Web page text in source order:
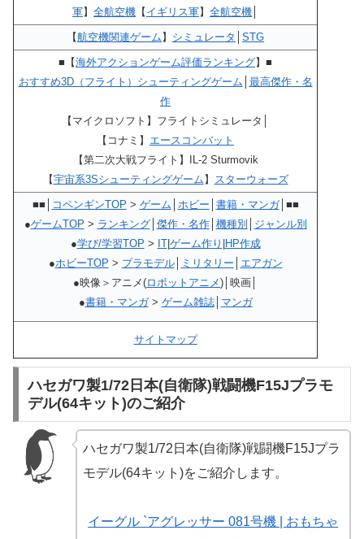
軍】 全航空機 【 イギリス軍】 全航空機
【航空機関連ゲーム 】 シミュレータ STG
■【海外アクションゲーム評価ランキング】■
おすすめ3D（フライト）シューティングゲーム 最高傑作・名
作
【マイクロソフト】フライトシミュレータ│
【コナミ】 エースコンバット
【第二次大戦フライト】IL-2 Sturmovik
【宇宙系3Sシューティングゲーム 】 スターウォーズ
■■│ コペンギンTOP > ゲーム ホビー 書籍・マンガ│■■
●ゲームTOP > ランキング│ 傑作・名作│ 機種別
ジャンル別
●学び/学習TOP > IT| ゲーム作り HP作成
●ホビーTOP > プラモデル│ ミリタリー
エアガン
●映像＞アニメ(ロボットアニメ)│映画│
●書籍・マンガ> ゲーム雑誌│ マンガ
サイトマップ
ハセガワ製1/72日本(自衛隊)戦闘機F15Jプラモ
デル(64キット)のご紹介
ハセガワ製1/72日本(自衛隊)戦闘機F15Jプラ
モデル(64キット)をご紹介します。
イーグル `アグレッサー 081号機 | おもちゃ